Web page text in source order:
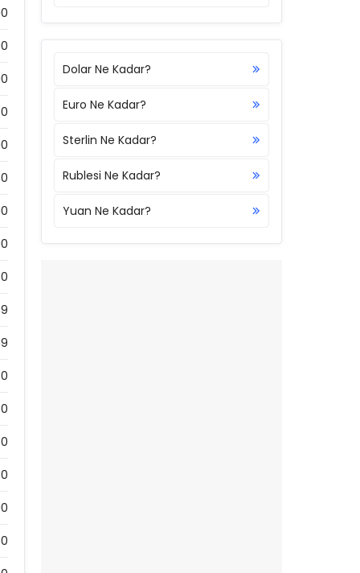
0
0
0
0
0
0
0
0
Dolar Ne Kadar?
Euro Ne Kadar?
Sterlin Ne Kadar?
Rublesi Ne Kadar?
Yuan Ne Kadar?